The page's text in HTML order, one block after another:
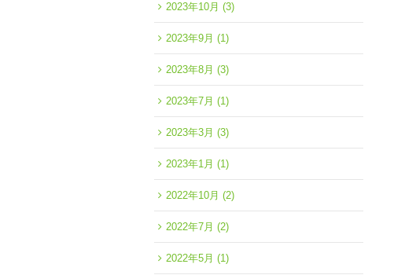
2023年10月 (3)
2023年9月 (1)
2023年8月 (3)
2023年7月 (1)
2023年3月 (3)
2023年1月 (1)
2022年10月 (2)
2022年7月 (2)
2022年5月 (1)